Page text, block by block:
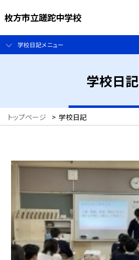
枚方市立蹉跎中学校
学校日記メニュー
学校日記
トップページ > 学校日記